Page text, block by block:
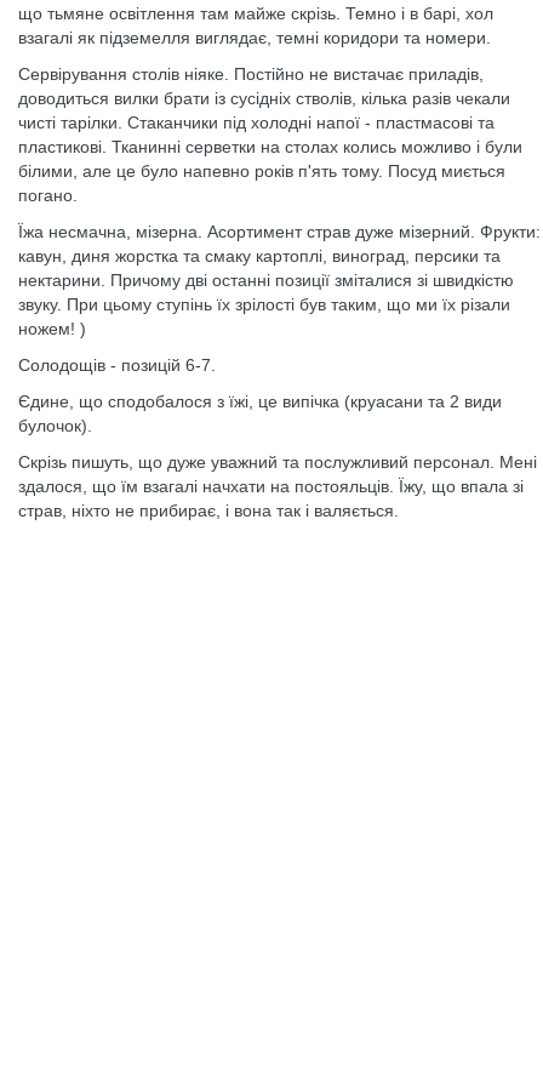
що тьмяне освітлення там майже скрізь. Темно і в барі, хол
взагалі як підземелля виглядає, темні коридори та номери.
Сервірування столів ніяке. Постійно не вистачає приладів,
доводиться вилки брати із сусідніх стволів, кілька разів чекали
чисті тарілки. Стаканчики під холодні напої - пластмасові та
пластикові. Тканинні серветки на столах колись можливо і були
білими, але це було напевно років п'ять тому. Посуд миється
погано.
Їжа несмачна, мізерна. Асортимент страв дуже мізерний. Фрукти:
кавун, диня жорстка та смаку картоплі, виноград, персики та
нектарини. Причому дві останні позиції зміталися зі швидкістю
звуку. При цьому ступінь їх зрілості був таким, що ми їх різали
ножем! )
Солодощів - позицій 6-7.
Єдине, що сподобалося з їжі, це випічка (круасани та 2 види
булочок).
Скрізь пишуть, що дуже уважний та послужливий персонал. Мені
здалося, що їм взагалі начхати на постояльців. Їжу, що впала зі
страв, ніхто не прибирає, і вона так і валяється.